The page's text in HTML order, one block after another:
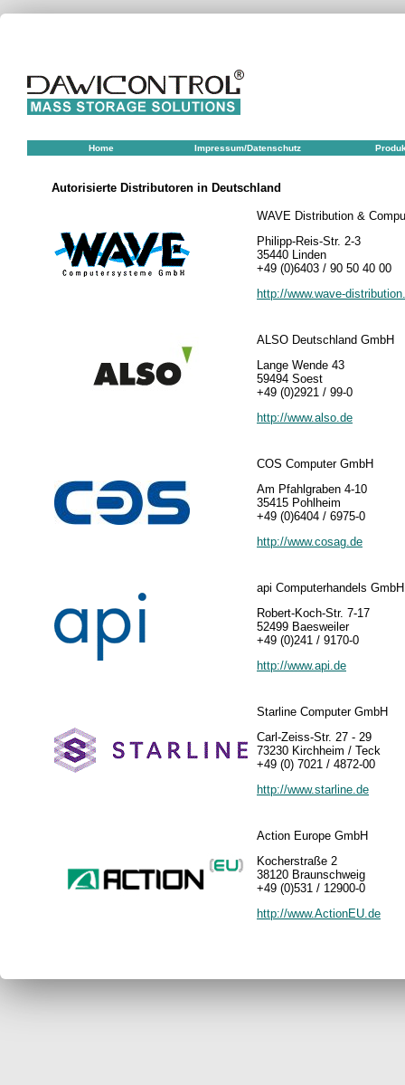
Home Impressum/Datenschutz
Autorisierte Distributoren in Deutschland
WAVE Distribution &
Philipp-Reis-Str. 2-3
35440 Linden
+49 (0)6403 / 90 50 40 00
http://www.wave-
ALSO Deutschland GmbH
Lange Wende 43
59494 Soest
+49 (0)2921 / 99-0
http://www.also.de
COS Computer GmbH
Am Pfahlgraben 4-10
35415 Pohlheim
+49 (0)6404 / 6975-0
http://www.cosag.de
api Computerhandels GmbH
Robert-Koch-Str. 7-17
52499 Baesweiler
+49 (0)241 / 9170-0
http://www.api.de
Starline Computer GmbH
Carl-Zeiss-Str. 27 - 29
73230 Kirchheim / Teck
+49 (0) 7021 / 4872-00
http://www.starline.de
Action Europe GmbH
Kocherstraße 2
38120 Braunschweig
+49 (0)531 / 12900-0
http://www.ActionEU.de